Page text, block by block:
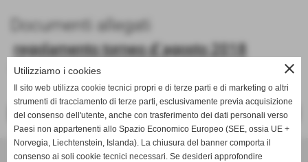
Documenti allegati
regolamento torneo d´agosto 2018
Dimensione: 219,06 KB
<< PRECEDENTE SUCCESSIVO >>
Tennis Club Bisenzio ASD
close
Utilizziamo i cookies
Il sito web utilizza cookie tecnici propri e di terze parti e di marketing o altri
strumenti di tracciamento di terze parti, esclusivamente previa acquisizione
del consenso dell'utente, anche con trasferimento dei dati personali verso
Paesi non appartenenti allo Spazio Economico Europeo (SEE, ossia UE +
Norvegia, Liechtenstein, Islanda). La chiusura del banner comporta il
consenso ai soli cookie tecnici necessari. Se desideri approfondire